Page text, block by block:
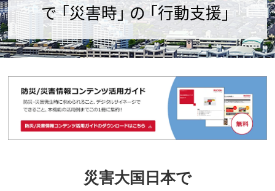
で｢災害時｣の ｢行動支援｣
災害大国日本で